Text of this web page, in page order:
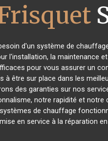
d'un système de
l'installation, la maintenance
pour vous assurer un
être sur place dans les
des garanties sur nos
notre rapidité et
de chauffage
en service à la réparation